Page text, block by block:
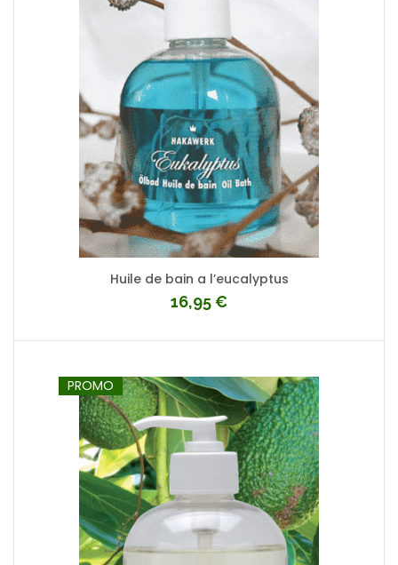
Huile de bain a l’eucalyptus
16,95€
PROMO